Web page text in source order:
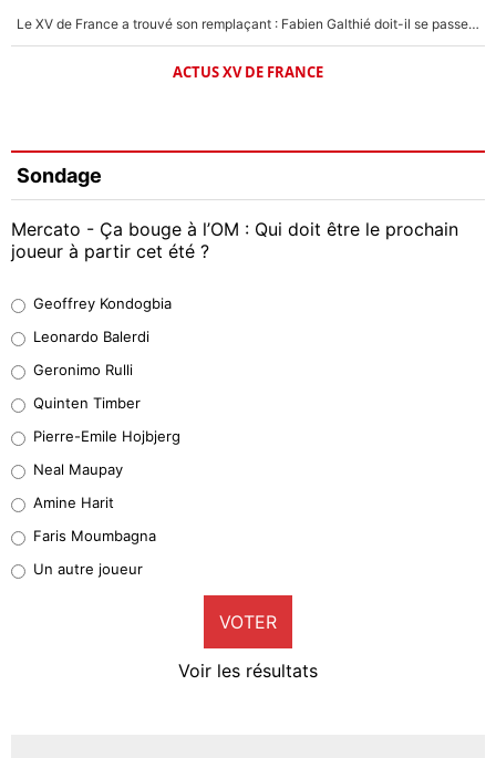
Le XV de France a trouvé son remplaçant : Fabien Galthié doit-il se passer d'Antoine Dupont ?
ACTUS XV DE FRANCE
Sondage
Mercato - Ça bouge à l’OM : Qui doit être le prochain
joueur à partir cet été ?
38%
32%
5%
1%
9%
Geoffrey Kondogbia
Leonardo Balerdi
Geronimo Rulli
Quinten Timber
Pierre-Emile Hojbjerg
Neal Maupay
Amine Harit
Faris Moumbagna
Un autre joueur
VOTER
Voir les résultats